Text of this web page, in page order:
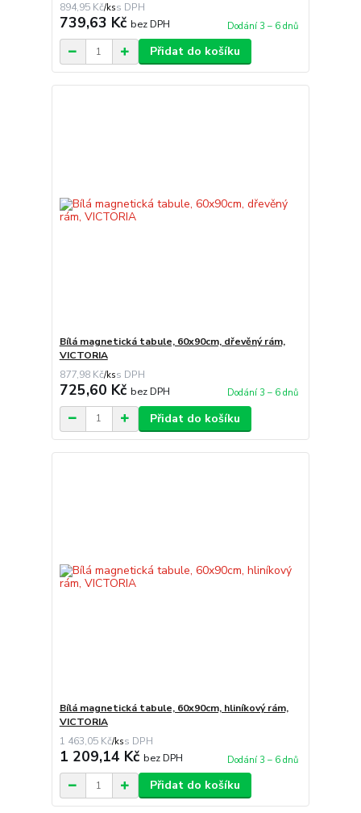
894,95 Kč/ks
739,63 Kč bez DPH Dodání 3 – 6 dnů
Přidat do košíku
Bílá magnetická tabule, 60x90cm, dřevěný rám,
VICTORIA
877,98 Kč/ks
725,60 Kč bez DPH Dodání 3 – 6 dnů
Přidat do košíku
Bílá magnetická tabule, 60x90cm, hliníkový rám,
VICTORIA
1 463,05 Kč/ks
1 209,14 Kč bez DPH Dodání 3 – 6 dnů
Přidat do košíku